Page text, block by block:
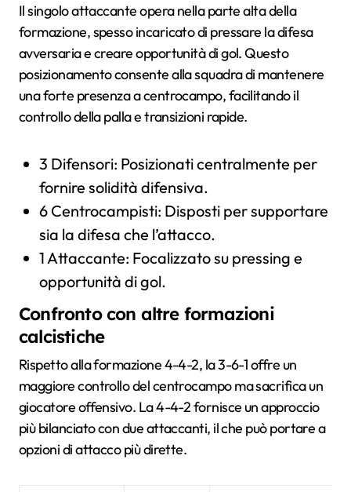
Il singolo attaccante opera nella parte alta della
formazione, spesso incaricato di pressare la difesa
avversaria e creare opportunità di gol. Questo
posizionamento consente alla squadra di mantenere
una forte presenza a centrocampo, facilitando il
controllo della palla e transizioni rapide.
3 Difensori: Posizionati centralmente per
fornire solidità difensiva.
6 Centrocampisti: Disposti per supportare
sia la difesa che l’attacco.
1 Attaccante: Focalizzato su pressing e
opportunità di gol.
Confronto con altre formazioni
calcistiche
Rispetto alla formazione 4-4-2, la 3-6-1 offre un
maggiore controllo del centrocampo ma sacrifica un
giocatore offensivo. La 4-4-2 fornisce un approccio
più bilanciato con due attaccanti, il che può portare a
opzioni di attacco più dirette.